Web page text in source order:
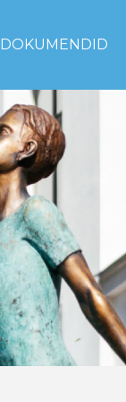
DOKUMENDID